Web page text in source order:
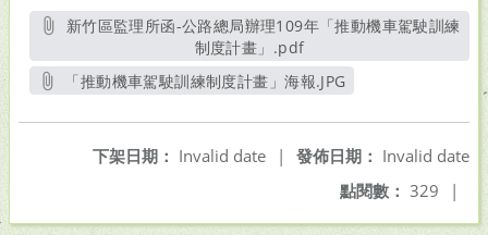
制度計畫」.pdf另開新視窗
「推動機車駕駛訓練制度計畫」海報.JPG
發佈日期： Invalid date
下架日期： Invalid date
|
點閱數： 329 |